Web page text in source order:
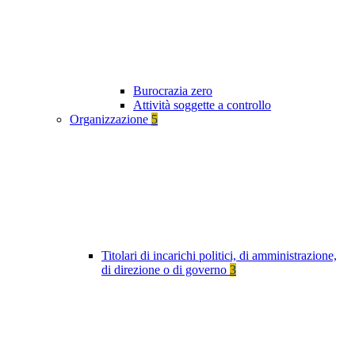
Burocrazia zero
Attività soggette a controllo
Organizzazione 5
Titolari di incarichi politici, di amministrazione,
di direzione o di governo 3